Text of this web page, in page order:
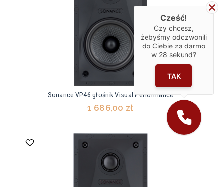
Sonance VP46 głośnik Visual Performance
1 686,00 zł
Cześć!
Czy chcesz,
żebyśmy oddzwonili
do Ciebie za darmo
w 28 sekund?
TAK